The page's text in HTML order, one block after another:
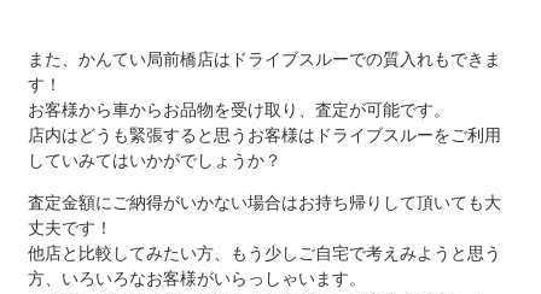
また、かんてい局前橋店はドライブスルーでの質入れもできま
す！
お客様から車からお品物を受け取り、査定が可能です。
店内はどうも緊張すると思うお客様はドライブスルーをご利用
していみてはいかがでしょうか？
査定金額にご納得がいかない場合はお持ち帰りして頂いても大
丈夫です！
他店と比較してみたい方、もう少しご自宅で考えみようと思う
方、いろいろなお客様がいらっしゃいます。